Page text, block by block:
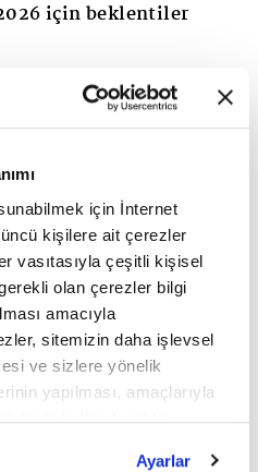
için İnternet
kişilere ait çerezler
vasıtasıyla çeşitli kişisel
olan çerezler bilgi
amacıyla
sitemizin daha işlevsel
ve sizlere yönelik
yapılması, amaçlarıyla
kullanılacaktır.
Ayarlar
için beklentiler
sektörü için küresel
ve tedarik zincirindeki
bir direnç
Yılı, zorlu piyasa
pazarındaki dönemsel
milyar dolarlık bir ihracat
Bu rakam, bir
yüzde 3,4'lük bir artışa
asıl odak noktamız